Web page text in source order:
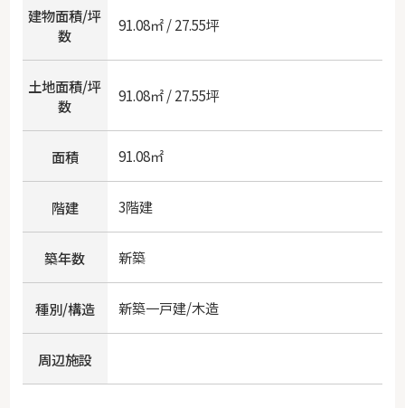
建物面積/坪
数
91.08㎡ / 27.55坪
土地面積/坪
数
91.08㎡ / 27.55坪
面積 91.08㎡
階建 3階建
築年数 新築
種別/構造 新築一戸建/木造
周辺施設